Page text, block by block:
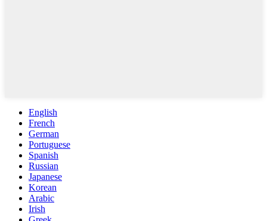
English
French
German
Portuguese
Spanish
Russian
Japanese
Korean
Arabic
Irish